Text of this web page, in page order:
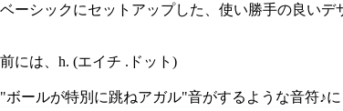
ベーシックにセットアップした、使い勝手の良いデ
前には、h. (エイチ .ドット)
"ボールが特別に跳ねアガル"音がするような音符♪に